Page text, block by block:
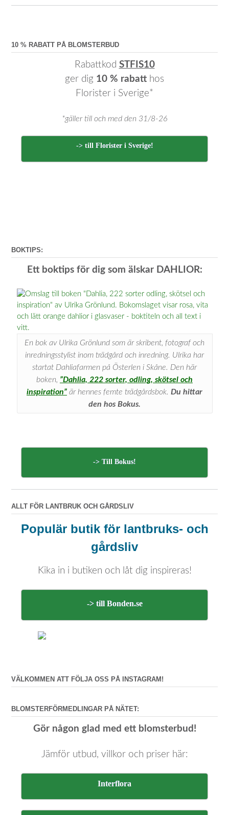
10 % RABATT PÅ BLOMSTERBUD
Rabattkod STFIS10
ger dig 10 % rabatt hos
Florister i Sverige*
*gäller till och med den 31/8-26
-> till Florister i Sverige!
BOKTIPS:
Ett boktips för dig som älskar DAHLIOR:
En bok av Ulrika Grönlund som är skribent, fotograf och
inredningsstylist inom trädgård och inredning. Ulrika har
startat Dahliafarmen på Österlen i Skåne. Den här
boken, ”Dahlia, 222 sorter, odling, skötsel och
inspiration” är hennes femte trädgårdsbok. Du hittar
den hos Bokus.
-> Till Bokus!
ALLT FÖR LANTBRUK OCH GÅRDSLIV
Populär butik för lantbruks- och
gårdsliv
Kika in i butiken och låt dig inspireras!
-> till Bonden.se
VÄLKOMMEN ATT FÖLJA OSS PÅ INSTAGRAM!
BLOMSTERFÖRMEDLINGAR PÅ NÄTET:
Gör någon glad med ett blomsterbud!
Jämför utbud, villkor och priser här:
Interflora